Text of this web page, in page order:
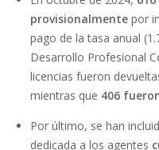
provisionalmente por
pago de la tasa anual
Desarrollo Profesional
licencias fueron
mientras que 406
Por último, se han
dedicada a los agentes